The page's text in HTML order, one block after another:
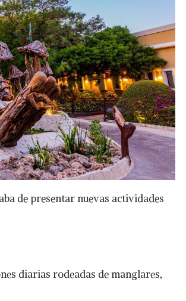
de presentar nuevas actividades
diarias rodeadas de manglares,